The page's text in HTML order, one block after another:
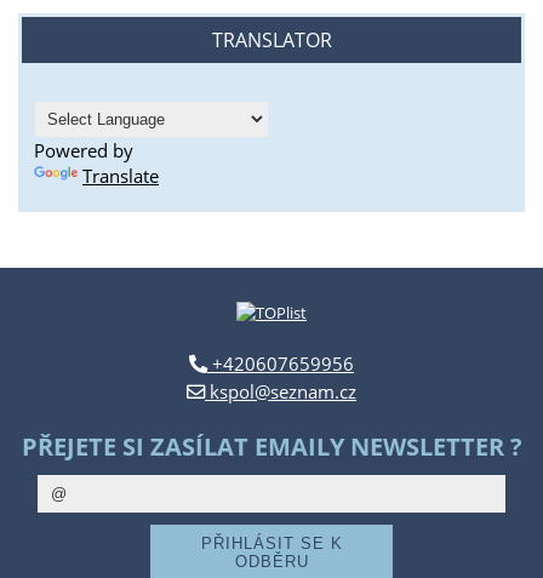
TRANSLATOR
Powered by
Translate
+420607659956
kspol@seznam.cz
PŘEJETE SI ZASÍLAT EMAILY NEWSLETTER ?